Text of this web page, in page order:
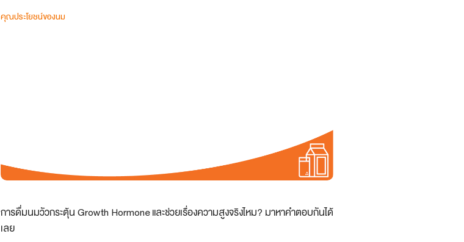
คุณประโยชน์ของนม
การดื่มนมวัวกระตุ้น Growth Hormone และช่วยเรื่องความสูงจริงไหม? มาหาคำตอบกันได้
เลย